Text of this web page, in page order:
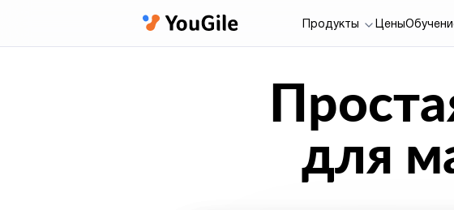
Продукты Цены
для